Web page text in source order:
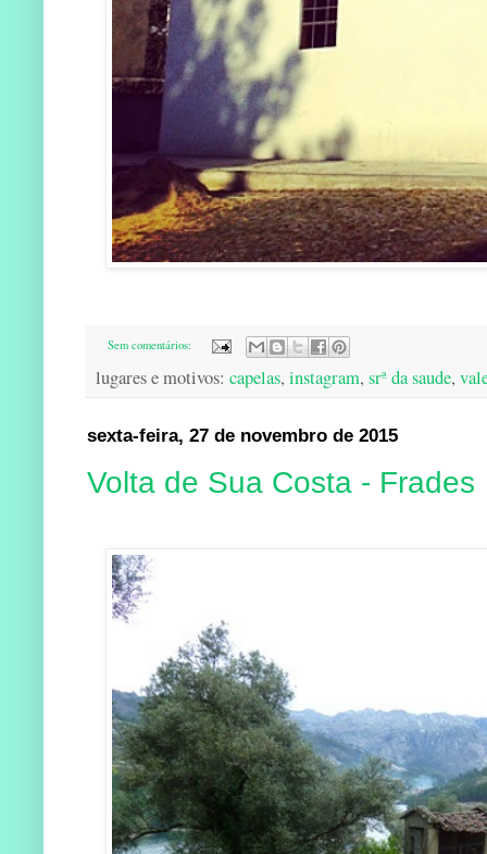
Sem comentários:
lugares e motivos: capelas, instagram, srª da saude,
sexta-feira, 27 de novembro de 2015
Volta de Sua Costa - Frades